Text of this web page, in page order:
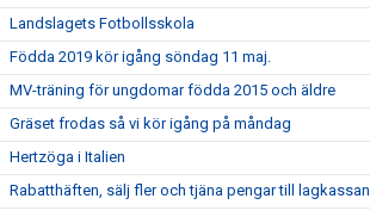
Landslagets Fotbollsskola
Födda 2019 kör igång söndag 11 maj.
MV-träning för ungdomar födda 2015 och äldre
Gräset frodas så vi kör igång på måndag
Hertzöga i Italien
Rabatthäften, sälj fler och tjäna pengar till lagkassan